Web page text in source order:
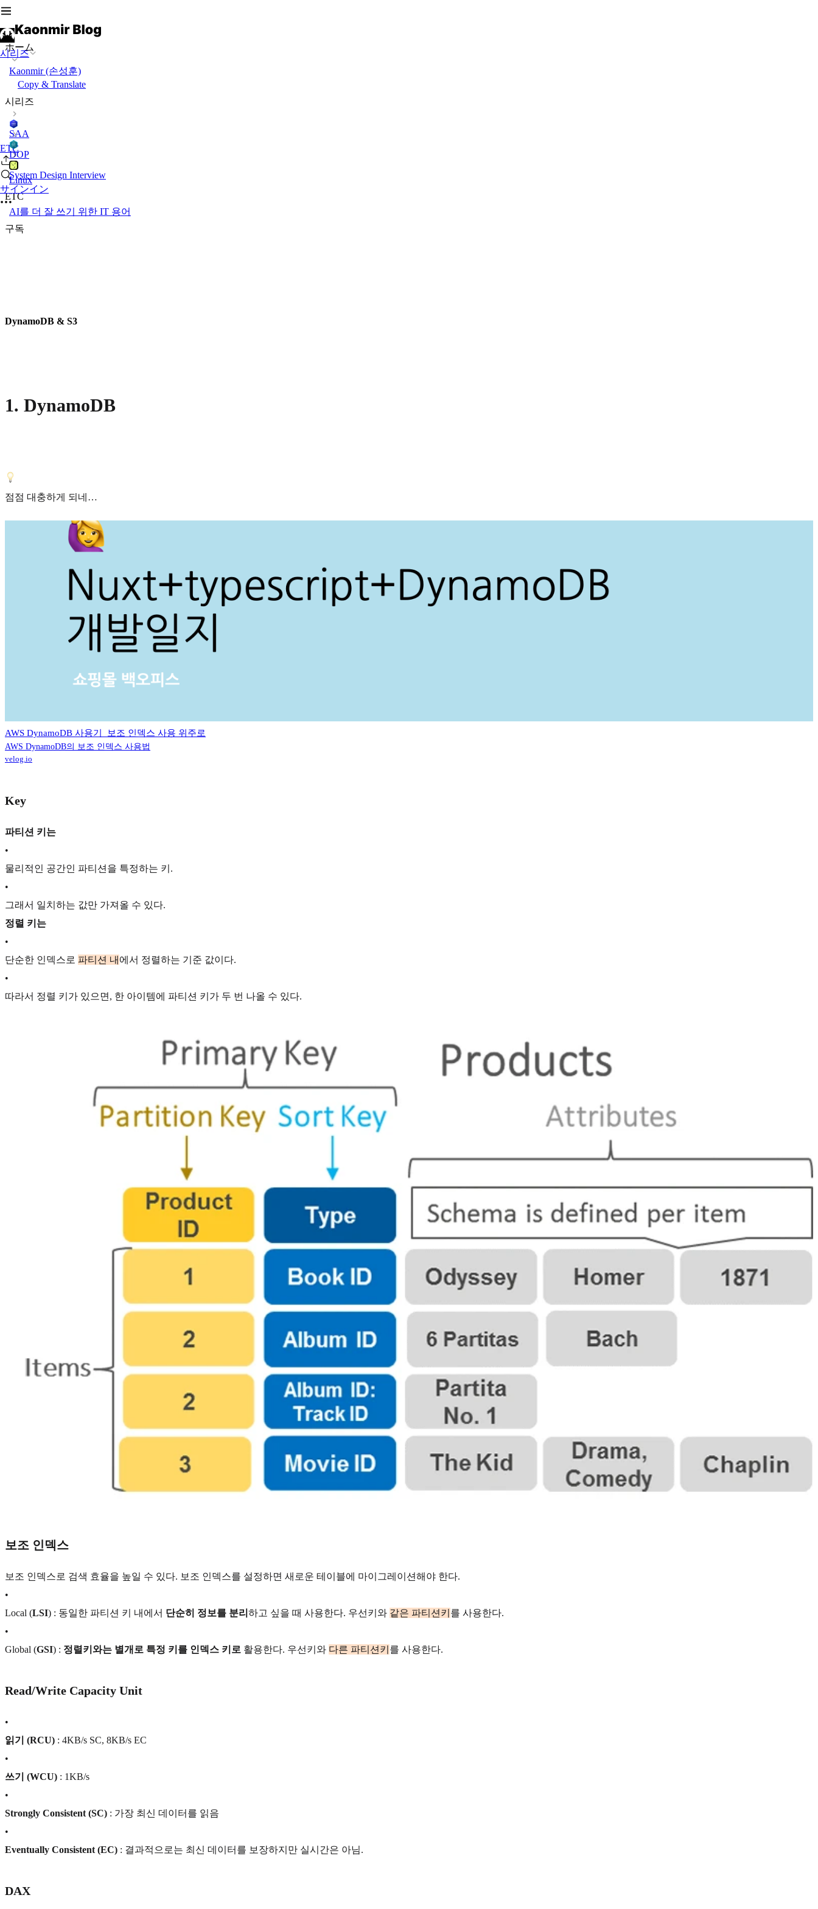
시리즈
ETC
サインイン
ホーム
Kaonmir (손성훈)
Copy & Translate
시리즈
SAA
DOP
System Design Interview
Linux
ETC
AI를 더 잘 쓰기 위한 IT 용어
구독
DynamoDB & S3
1. DynamoDB
점점 대충하게 되네…
AWS DynamoDB 사용기_보조 인덱스 사용 위주로
AWS DynamoDB의 보조 인덱스 사용법
velog.io
Key
파티션 키는
•
물리적인 공간인 파티션을 특정하는 키.
•
그래서 일치하는 값만 가져올 수 있다.
정렬 키는
•
단순한 인덱스로 파티션 내 에서 정렬하는 기준 값이다.
•
따라서 정렬 키가 있으면, 한 아이템에 파티션 키가 두 번 나올 수 있다.
보조 인덱스
보조 인덱스로 검색 효율을 높일 수 있다. 보조 인덱스를 설정하면 새로운 테이블에 마이그레이션해야 한다.
•
Local (LSI) : 동일한 파티션 키 내에서 단순히 정보를 분리 하고 싶을 때 사용한다. 우선키와 같은 파티션키 를 사용한다.
•
Global (GSI) : 정렬키와는 별개로 특정 키를 인덱스 키로 활용한다. 우선키와 다른 파티션키 를 사용한다.
Read/Write Capacity Unit
•
읽기 (RCU) : 4KB/s SC, 8KB/s EC
•
쓰기 (WCU) : 1KB/s
•
Strongly Consistent (SC) : 가장 최신 데이터를 읽음
•
Eventually Consistent (EC) : 결과적으로는 최신 데이터를 보장하지만 실시간은 아님.
DAX